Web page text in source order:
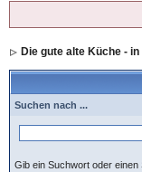
Die gute alte Küche - in
Suchen nach ...
Gib ein Suchwort oder einen